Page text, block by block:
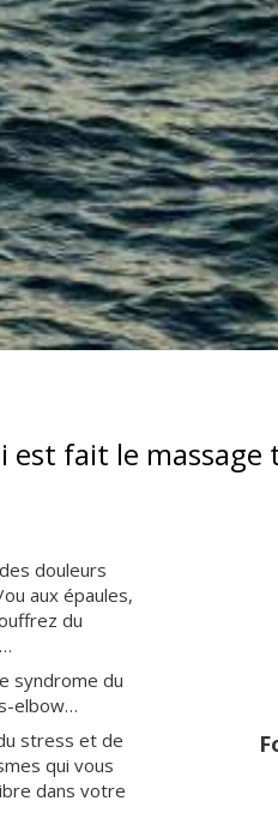
est fait le
douleurs
aux épaules,
du
syndrome du
elbow…
stress et de
qui vous
dans votre